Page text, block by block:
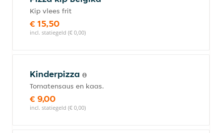
Kip vlees frit
€ 15,50
incl. statiegeld (€ 0,00)
Kinderpizza
Tomatensaus en kaas.
€ 9,00
incl. statiegeld (€ 0,00)